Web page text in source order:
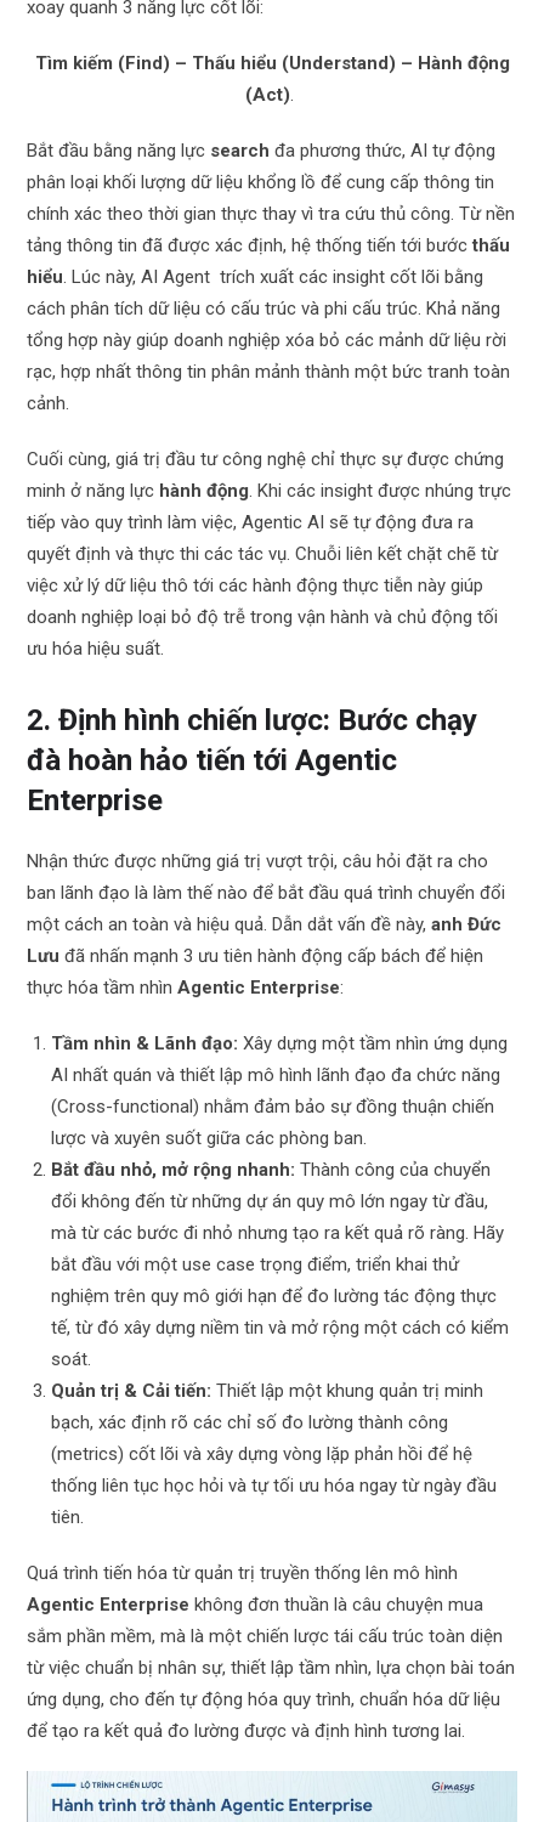
xoay quanh 3 năng lực cốt lõi:
Tìm kiếm (Find) – Thấu hiểu (Understand) – Hành động
(Act).
Bắt đầu bằng năng lực search đa phương thức, AI tự động
phân loại khối lượng dữ liệu khổng lồ để cung cấp thông tin
chính xác theo thời gian thực thay vì tra cứu thủ công. Từ nền
tảng thông tin đã được xác định, hệ thống tiến tới bướcthấu
hiểu. Lúc này, AI Agent trích xuất các insight cốt lõi bằng
cách phân tích dữ liệu có cấu trúc và phi cấu trúc. Khả năng
tổng hợp này giúp doanh nghiệp xóa bỏ các mảnh dữ liệu rời
rạc, hợp nhất thông tin phân mảnh thành một bức tranh toàn
cảnh.
Cuối cùng, giá trị đầu tư công nghệ chỉ thực sự được chứng
minh ở năng lực hành động. Khi các insight được nhúng trực
tiếp vào quy trình làm việc, Agentic AI sẽ tự động đưa ra
quyết định và thực thi các tác vụ. Chuỗi liên kết chặt chẽ từ
việc xử lý dữ liệu thô tới các hành động thực tiễn này giúp
doanh nghiệp loại bỏ độ trễ trong vận hành và chủ động tối
ưu hóa hiệu suất.
2. Định hình chiến lược: Bước chạy
đà hoàn hảo tiến tới Agentic
Enterprise
Nhận thức được những giá trị vượt trội, câu hỏi đặt ra cho
ban lãnh đạo là làm thế nào để bắt đầu quá trình chuyển đổi
một cách an toàn và hiệu quả. Dẫn dắt vấn đề này,anh Đức
Lưuđã nhấn mạnh 3 ưu tiên hành động cấp bách để hiện
thực hóa tầm nhìnAgentic Enterprise:
Tầm nhìn & Lãnh đạo: Xây dựng một tầm nhìn ứng dụng
AI nhất quán và thiết lập mô hình lãnh đạo đa chức năng
(Cross-functional) nhằm đảm bảo sự đồng thuận chiến
lược và xuyên suốt giữa các phòng ban.
Bắt đầu nhỏ, mở rộng nhanh: Thành công của chuyển
đổi không đến từ những dự án quy mô lớn ngay từ đầu,
mà từ các bước đi nhỏ nhưng tạo ra kết quả rõ ràng. Hãy
bắt đầu với một use case trọng điểm, triển khai thử
nghiệm trên quy mô giới hạn để đo lường tác động thực
tế, từ đó xây dựng niềm tin và mở rộng một cách có kiểm
soát.
Quản trị & Cải tiến: Thiết lập một khung quản trị minh
bạch, xác định rõ các chỉ số đo lường thành công
(metrics) cốt lõi và xây dựng vòng lặp phản hồi để hệ
thống liên tục học hỏi và tự tối ưu hóa ngay từ ngày đầu
tiên.
Quá trình tiến hóa từ quản trị truyền thống lên mô hình
Agentic Enterprise không đơn thuần là câu chuyện mua
sắm phần mềm, mà là một chiến lược tái cấu trúc toàn diện
từ việc chuẩn bị nhân sự, thiết lập tầm nhìn, lựa chọn bài toán
ứng dụng, cho đến tự động hóa quy trình, chuẩn hóa dữ liệu
để tạo ra kết quả đo lường được và định hình tương lai.